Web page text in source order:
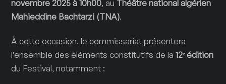
novembre 2025 à 10h00, au Théâtre national algérien
Mahieddine Bachtarzi (TNA).
À cette occasion, le commissariat présentera
l’ensemble des éléments constitutifs de la12ᵉédition
du Festival, notamment :